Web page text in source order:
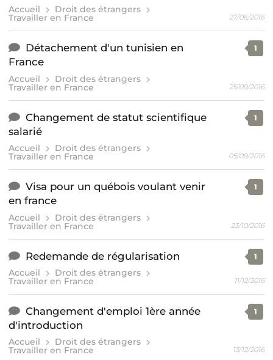
Accueil Droit des étrangers
Travailler en France 27/06/2016
Détachement d'un tunisien en
France
Accueil Droit des étrangers
Travailler en France
1
25/09/2016
Changement de statut scientifique
salarié
Accueil Droit des étrangers
Travailler en France
1
05/09/2016
Visa pour un québois voulant venir
en france
Accueil Droit des étrangers
Travailler en France
1
23/10/2016
Redemande de régularisation
Accueil Droit des étrangers
Travailler en France
1
11/12/2016
Changement d'emploi 1ère année
d'introduction
Accueil Droit des étrangers
Travailler en France
1
13/12/2016